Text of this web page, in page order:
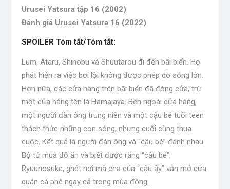
Urusei Yatsura tập 16 (2002)
Đánh giá Urusei Yatsura 16 (2022)
SPOILER Tóm tắt/Tóm tắt:
Lum, Ataru, Shinobu và Shuutarou đi đến bãi biển. Họ
phát hiện ra việc bơi lội không được phép do sóng lớn.
Hơn nữa, các cửa hàng trên bãi biển đã đóng cửa, trừ
một cửa hàng tên là Hamajaya. Bên ngoài cửa hàng,
một người đàn ông trung niên và một cậu bé tuổi teen
thách thức những con sóng, nhưng cuối cùng thua
cuộc. Kết quả là người đàn ông và “cậu bé” đánh nhau.
Bộ tứ mua đồ ăn và biết được rằng “cậu bé”,
Ryuunosuke, ghét nơi mà cha của “cậu ấy” vẫn mở cửa
quán cà phê ngay cả trong mùa đông.